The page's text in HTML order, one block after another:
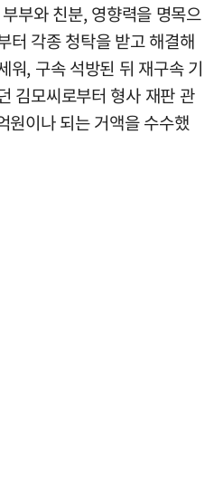
부와 친분, 영향력을 명목으
터 각종 청탁을 받고 해결해
워, 구속 석방된 뒤 재구속 기
김모씨로부터 형사 재판 관
원이나 되는 거액을 수수했